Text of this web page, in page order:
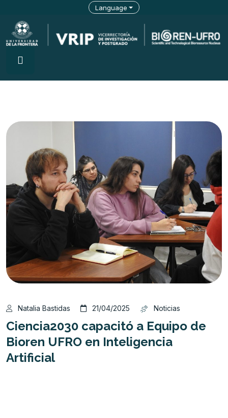
Language
Natalia Bastidas 21/04/2025 Noticias
Ciencia2030 capacitó a Equipo de
Bioren UFRO en Inteligencia
Artificial